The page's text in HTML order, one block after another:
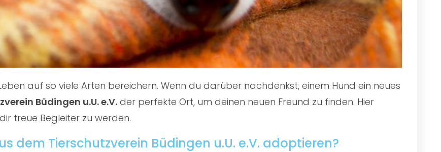
auf so viele Arten bereichern. Wenn du darüber nachdenkst, einem Hund ein neues
Büdingen u.U. e.V. der perfekte Ort, um deinen neuen Freund zu finden. Hier
treue Begleiter zu werden.
dem Tierschutzverein Büdingen u.U. e.V. adoptieren?